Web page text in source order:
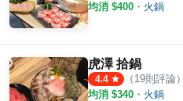
均消 $400 ・ 火鍋
虎澤 拾鍋
4.4 （ 19則評論）
均消 $340 ・ 火鍋